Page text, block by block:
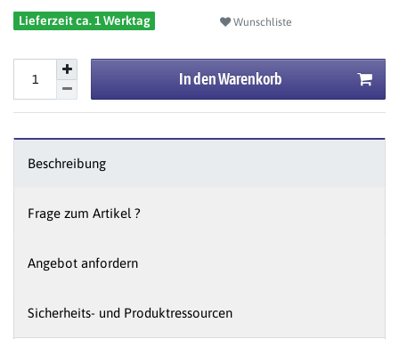
Lieferzeit ca. 1 Werktag Wunschliste
In den Warenkorb
Beschreibung
Frage zum Artikel ?
Angebot anfordern
Sicherheits- und Produktressourcen